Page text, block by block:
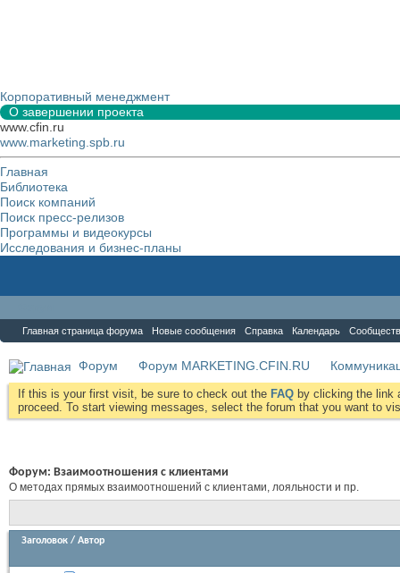
Корпоративный менеджмент
О завершении проекта
www.cfin.ru
www.marketing.spb.ru
Главная
Библиотека
Поиск компаний
Поиск пресс-релизов
Программы и видеокурсы
Исследования и бизнес-планы
Главная страница форума Новые сообщения Справка Календарь
Форум Форум MARKETING.CFIN.RU
If this is your first visit, be sure to check out the FAQ by clicking the link
proceed. To start viewing messages, select the forum that you want to
Форум: Взаимоотношения с клиентами
О методах прямых взаимоотношений с клиентами, лояльности и пр.
Заголовок / Автор